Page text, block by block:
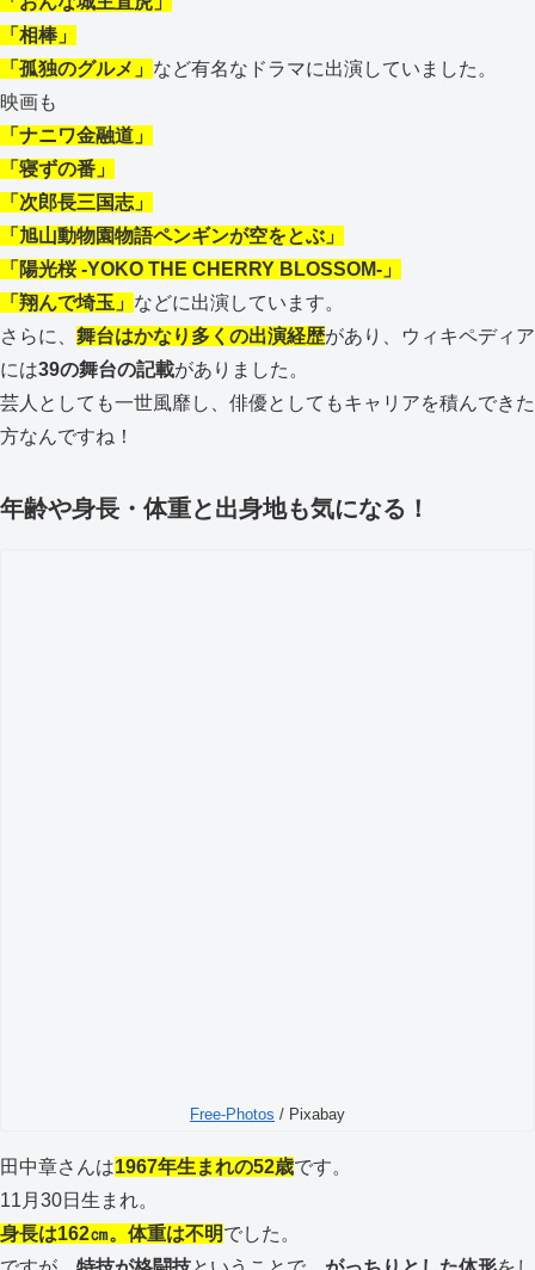
「相棒」
「孤独のグルメ」 など有名なドラマに出演していました。
映画も
「ナニワ金融道」
「寝ずの番」
「次郎長三国志」
「旭山動物園物語ペンギンが空をとぶ」
「陽光桜 -YOKO THE CHERRY BLOSSOM-」
「翔んで埼玉」 などに出演しています。
さらに、 舞台はかなり多くの出演経歴があり、ウィキペディア
には39の舞台の記載がありました。
芸人としても一世風靡し、俳優としてもキャリアを積んできた
方なんですね！
年齢や身長・体重と出身地も気になる！
Free-Photos / Pixabay
田中章さんは1967年生まれの52歳です。
11月30日生まれ。
身長は162㎝。体重は不明でした。